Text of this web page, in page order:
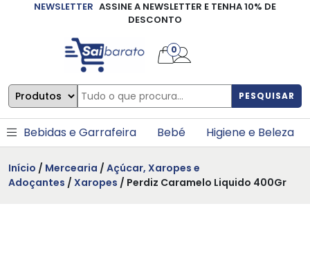
NEWSLETTER ASSINE A NEWSLETTER E TENHA 10% DE
DESCONTO
PESQUISAR
0
Bebidas e Garrafeira Bebé Higiene e Beleza
Início / Mercearia / Açúcar, Xaropes e
Adoçantes / Xaropes / Perdiz Caramelo Liquido 400Gr